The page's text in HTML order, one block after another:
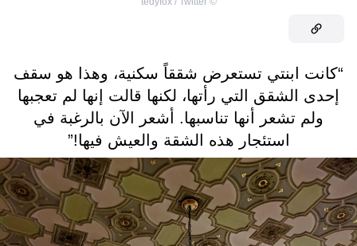
“كانت ابنتي تستعرض شققاً سكنية، وهذا هو سقف
إحدى الشقق التي رأتها، لكنها قالت إنها لم تعجبها
ولم تشعر أنها تناسبها. أشعر الآن بالرغبة في
استئجار هذه الشقة والعيش فيها!”